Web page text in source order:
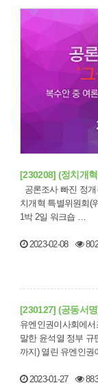
[230208] (정치개
치개혁 특별위원회(
1박 2일 워크숍 …
2023-02-08
[230127] (공동서
유엔인권이사회에서
말한 윤석열 정부 규탄한다! 1월 26일 (한국시간 어
까지) 열린 유엔인권
2023-01-27